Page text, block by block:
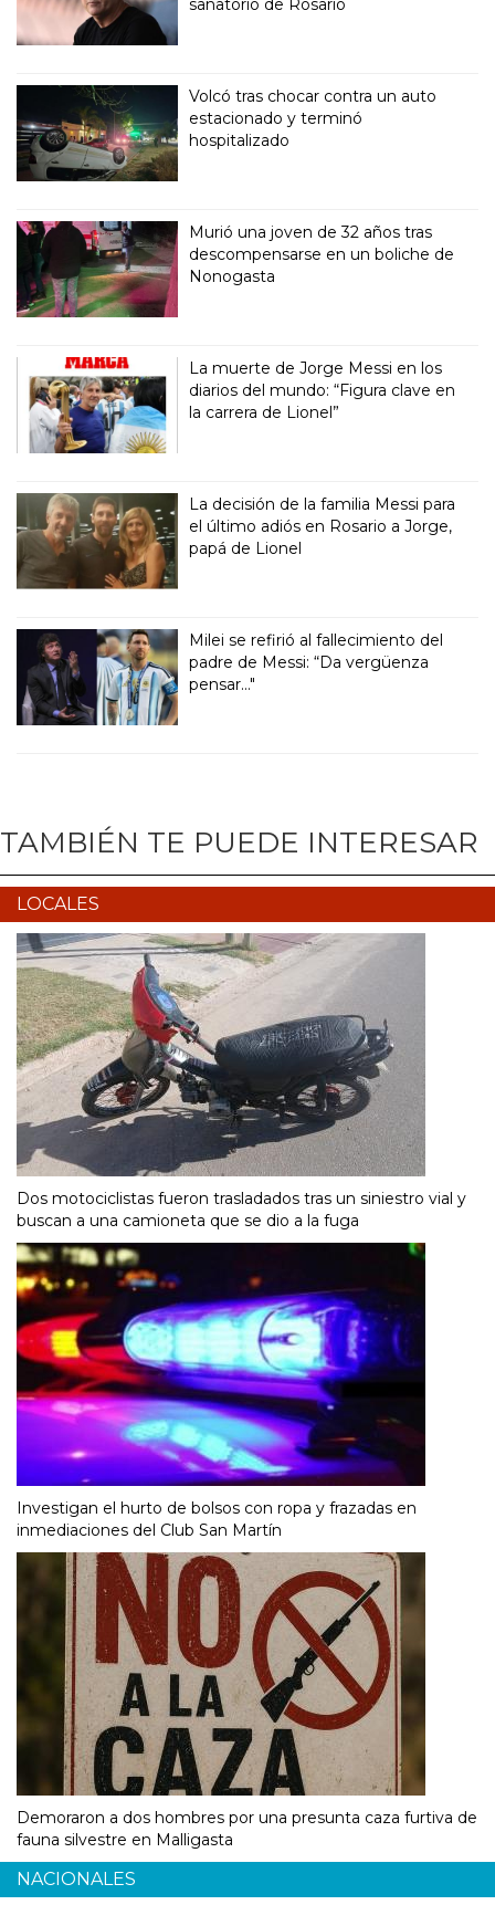
sanatorio de Rosario
Volcó tras chocar contra un auto
estacionado y terminó
hospitalizado
Murió una joven de 32 años tras
descompensarse en un boliche de
Nonogasta
La muerte de Jorge Messi en los
diarios del mundo: “Figura clave en
la carrera de Lionel”
La decisión de la familia Messi para
el último adiós en Rosario a Jorge,
papá de Lionel
Milei se refirió al fallecimiento del
padre de Messi: “Da vergüenza
pensar..."
TAMBIÉN TE PUEDE INTERESAR
LOCALES
Dos motociclistas fueron trasladados tras un siniestro vial y
buscan a una camioneta que se dio a la fuga
Investigan el hurto de bolsos con ropa y frazadas en
inmediaciones del Club San Martín
Demoraron a dos hombres por una presunta caza furtiva de
fauna silvestre en Malligasta
NACIONALES